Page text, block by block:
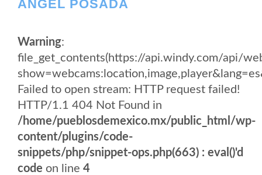
ANGEL POSADA
Warning:
file_get_contents(https://api.windy.com/api/
Failed to open stream: HTTP request failed!
HTTP/1.1 404 Not Found in
/home/pueblosdemexico.mx/public_html/wp-
content/plugins/code-
snippets/php/snippet-ops.php(663) : eval()'d
code on line 4